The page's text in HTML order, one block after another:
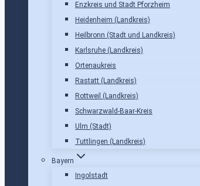
Enzkreis und Stadt Pforzheim
Heidenheim (Landkreis)
Heilbronn (Stadt und Landkreis)
Karlsruhe (Landkreis)
Ortenaukreis
Rastatt (Landkreis)
Rottweil (Landkreis)
Schwarzwald-Baar-Kreis
Ulm (Stadt)
Tuttlingen (Landkreis)
Bayern
Ingolstadt